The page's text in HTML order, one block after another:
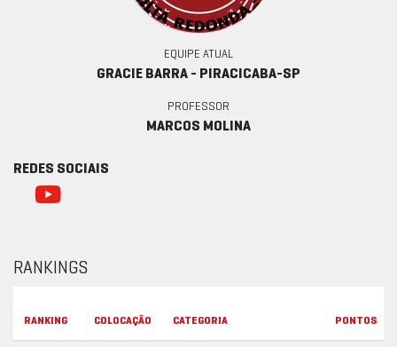
EQUIPE ATUAL
GRACIE BARRA - PIRACICABA-SP
PROFESSOR
MARCOS MOLINA
REDES SOCIAIS
RANKINGS
RANKING COLOCAÇÃO CATEGORIA PONTOS